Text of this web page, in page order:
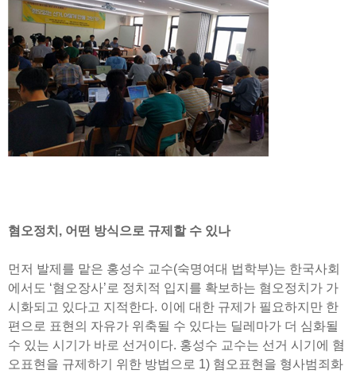
혐오정치, 어떤 방식으로 규제할 수 있나
먼저 발제를 맡은 홍성수 교수(숙명여대 법학부)는 한국사회
에서도 ‘혐오장사’로 정치적 입지를 확보하는 혐오정치가 가
시화되고 있다고 지적한다. 이에 대한 규제가 필요하지만 한
편으로 표현의 자유가 위축될 수 있다는 딜레마가 더 심화될
수 있는 시기가 바로 선거이다. 홍성수 교수는 선거 시기에 혐
오표현을 규제하기 위한 방법으로 1) 혐오표현을 형사범죄화